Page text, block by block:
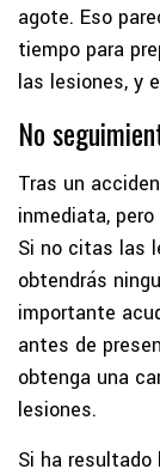
agote. Eso
tiempo para
las lesiones, y
No
Tras un
inmediata,
Si no citas las
obtendrás
importante
antes de
obtenga una
lesiones.
Si ha